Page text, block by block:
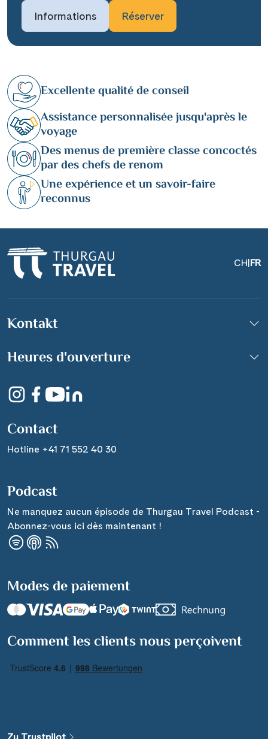
Altes Rathaus in Potsdam
Informations Réserver
Excellente qualité de conseil
Assistance personnalisée jusqu'après le
voyage
Des menus de première classe concoctés
par des chefs de renom
Une expérience et un savoir-faire
reconnus
CH|FR
Kontakt
Heures d'ouverture
Contact
Hotline +41 71 552 40 30
Podcast
Ne manquez aucun épisode de Thurgau Travel Podcast -
Abonnez-vous ici dès maintenant !
Modes de paiement
Comment les clients nous perçoivent
Zu Trustpilot